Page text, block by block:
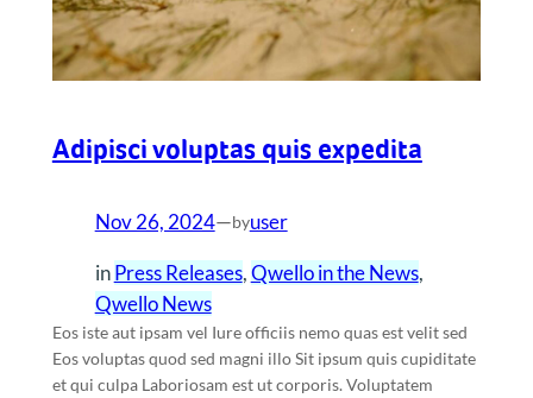
Adipisci voluptas quis expedita
Nov 26, 2024—byuser
inPress Releases, Qwello in the News
Qwello News
Eos iste aut ipsam vel Iure officiis nemo quas est velit sed
Eos voluptas quod sed magni illo Sit ipsum quis cupiditate
et qui culpa Laboriosam est ut corporis. Voluptatem